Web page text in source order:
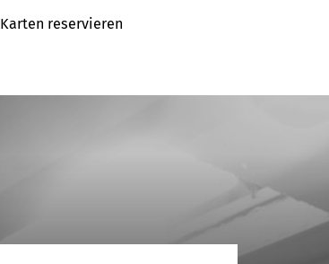
Karten reservieren